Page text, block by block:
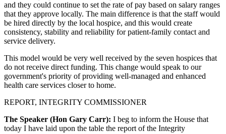
and they could continue to set the rate of pay based on salary ranges
that they approve locally. The main difference is that the staff would
be hired directly by the local hospice, and this would create
consistency, stability and reliability for patient-family contact and
service delivery.
This model would be very well received by the seven hospices that
do not receive direct funding. This change would speak to our
government's priority of providing well-managed and enhanced
health care services closer to home.
REPORT, INTEGRITY COMMISSIONER
The Speaker (Hon Gary Carr): I beg to inform the House that
today I have laid upon the table the report of the Integrity